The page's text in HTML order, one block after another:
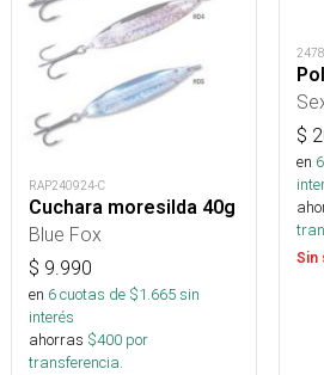
RAP240924-C
Cuchara moresilda 40g
Blue Fox
$ 9.990
en 6cuotas de $1.665sin
interés
ahorras $400 por
transferencia.
$
en 6
Sin